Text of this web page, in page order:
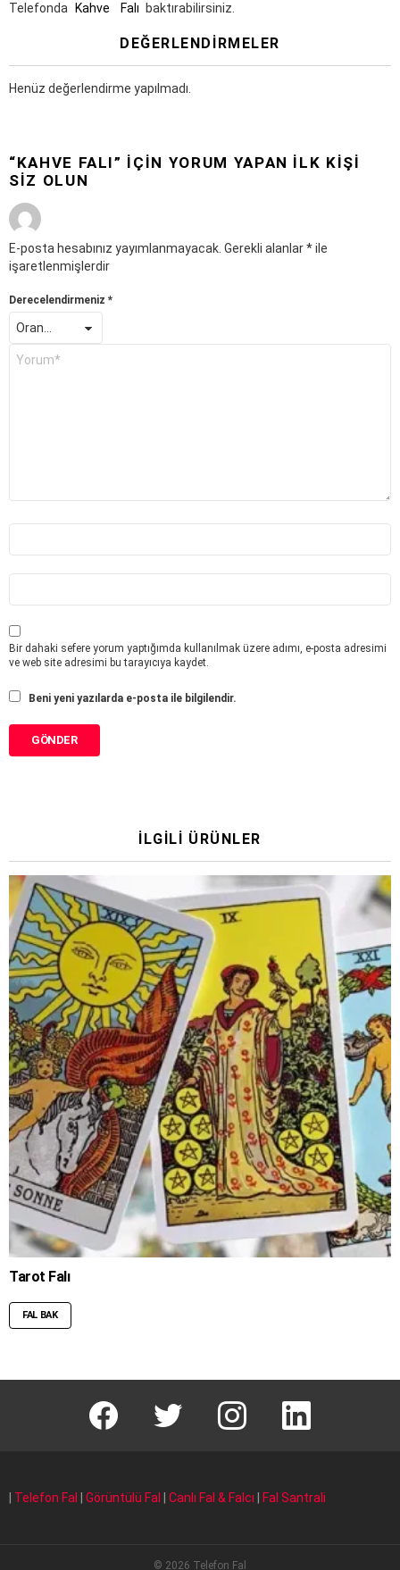
Telefonda
Kahve Falı baktırabilirsiniz.
DEĞERLENDIRMELER
Henüz değerlendirme yapılmadı.
“KAHVE FALI” IÇIN YORUM YAPAN ILK KIŞI
SIZ OLUN
E-posta hesabınız yayımlanmayacak. Gerekli alanlar*ile
işaretlenmişlerdir
Derecelendirmeniz *
m
*
p
o
s
t
a
*
Bir dahaki sefere yorum yaptığımda kullanılmak üzere adımı, e-posta adresimi
ve web site adresimi bu tarayıcıya kaydet.
Beni yeni yazılarda e-posta ile bilgilendir.
İLGILI ÜRÜNLER
Tarot Falı
FAL BAK
facebook T instagram Linkedin Fal
Telefon Fal Görüntülü Fal Canlı Fal & Falcı Fal Santrali
© 2026 Telefon Fal